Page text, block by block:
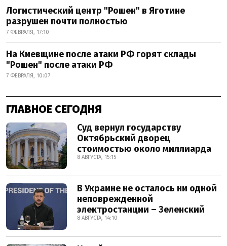
Логистический центр "Рошен" в Яготине
разрушен почти полностью
7 ФЕВРАЛЯ, 17:10
На Киевщине после атаки РФ горят склады
"Рошен" после атаки РФ
7 ФЕВРАЛЯ, 10:07
ГЛАВНОЕ СЕГОДНЯ
Суд вернул государству
Октябрьский дворец
стоимостью около миллиарда
8 АВГУСТА, 15:15
В Украине не осталось ни одной
неповрежденной
электростанции – Зеленский
8 АВГУСТА, 14:10